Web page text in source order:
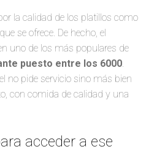
la calidad de los platillos como
se ofrece. De hecho, el
uno de los más populares de
puesto entre los 6000
no pide servicio sino más bien
con comida de calidad y una
acceder a ese